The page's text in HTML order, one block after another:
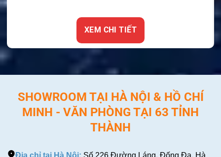
XEM CHI TIẾT
SHOWROOM TẠI HÀ NỘI & HỒ CHÍ
MINH - VĂN PHÒNG TẠI 63 TỈNH
THÀNH
Địa chỉ tại Hà Nội: Số 226 Đường Láng, Đống Đa, Hà